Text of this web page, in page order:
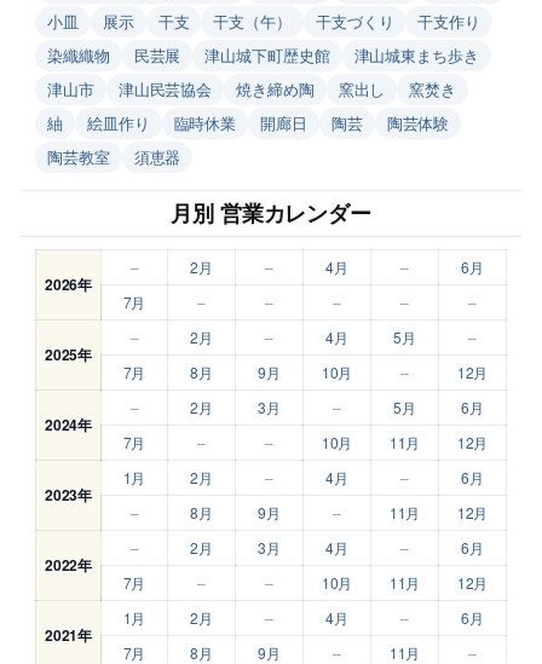
小皿
展示 干支 干支（午） 干支づくり
干支作り
染織織物
民芸展 津山城下町歴史館
津山城東まち歩き
津山市
津山民芸協会 焼き締め陶 窯出し
窯焚き
紬
絵皿作り 臨時休業 開廊日 陶芸
陶芸体験
陶芸教室
須恵器
月別 営業カレンダー
2026年
– 2月 – 4月 –
6月
7月
– – – – –
2025年
– 2月 – 4月 5月
–
7月
8月 9月 10月 – 12月
2024年
– 2月 3月 – 5月
6月
7月
– – 10月 11月 12月
2023年
1月 2月 – 4月 –
6月
–
8月 9月 – 11月 12月
2022年
– 2月 3月 4月 –
6月
7月
– – 10月 11月 12月
2021年
1月 2月 – 4月 –
6月
7月
8月 9月 – 11月 –